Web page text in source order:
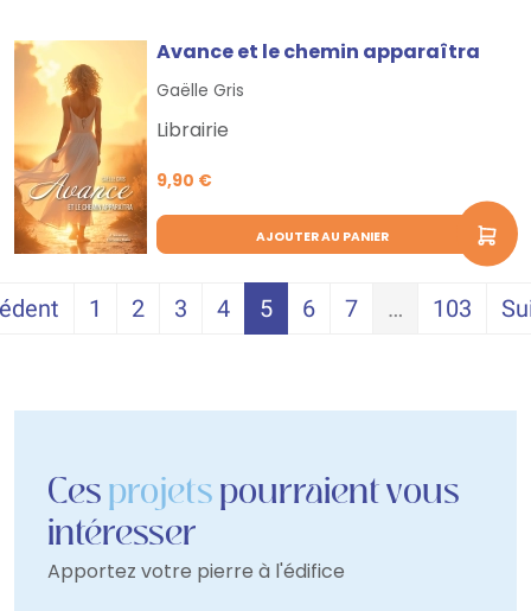
Avance et le chemin apparaîtra
Gaëlle Gris
Librairie
9,90 €
AJOUTER AU PANIER
1 2 3 4 5 6 7 … 103
Cesprojetspourraient vous
intéresser
Apportez votre pierre à l'édifice